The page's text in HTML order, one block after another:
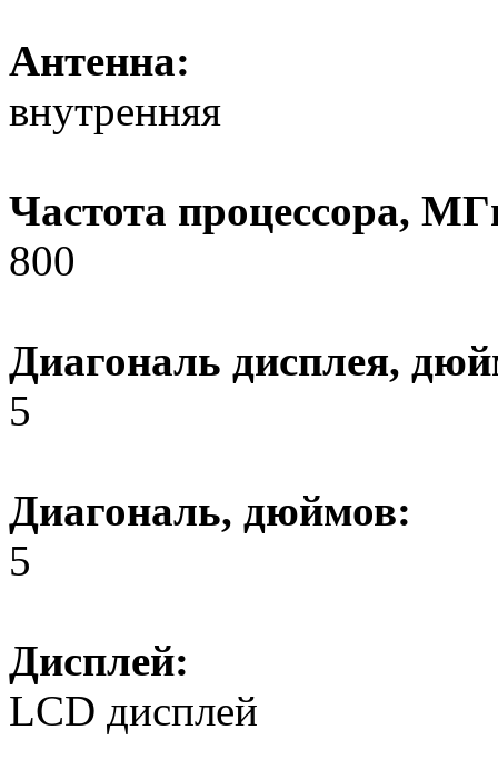
Антенна:
внутренняя
Частота процессора,
800
Диагональ дисплея,
5
Диагональ, дюймов:
5
Дисплей:
LCD дисплей